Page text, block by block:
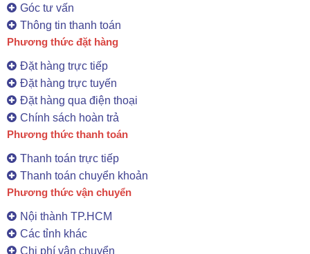
Góc tư vấn
Thông tin thanh toán
Phương thức đặt hàng
Đặt hàng trực tiếp
Đặt hàng trực tuyến
Đặt hàng qua điện thoại
Chính sách hoàn trả
Phương thức thanh toán
Thanh toán trực tiếp
Thanh toán chuyển khoản
Phương thức vận chuyển
Nội thành TP.HCM
Các tỉnh khác
Chi phí vận chuyển